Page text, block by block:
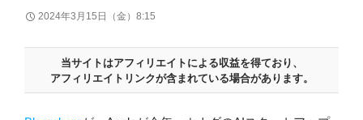
2024年3月15日（金）8:15
当サイトはアフィリエイトによる収益を得ており、
アフィリエイトリンクが含まれている場合があります。